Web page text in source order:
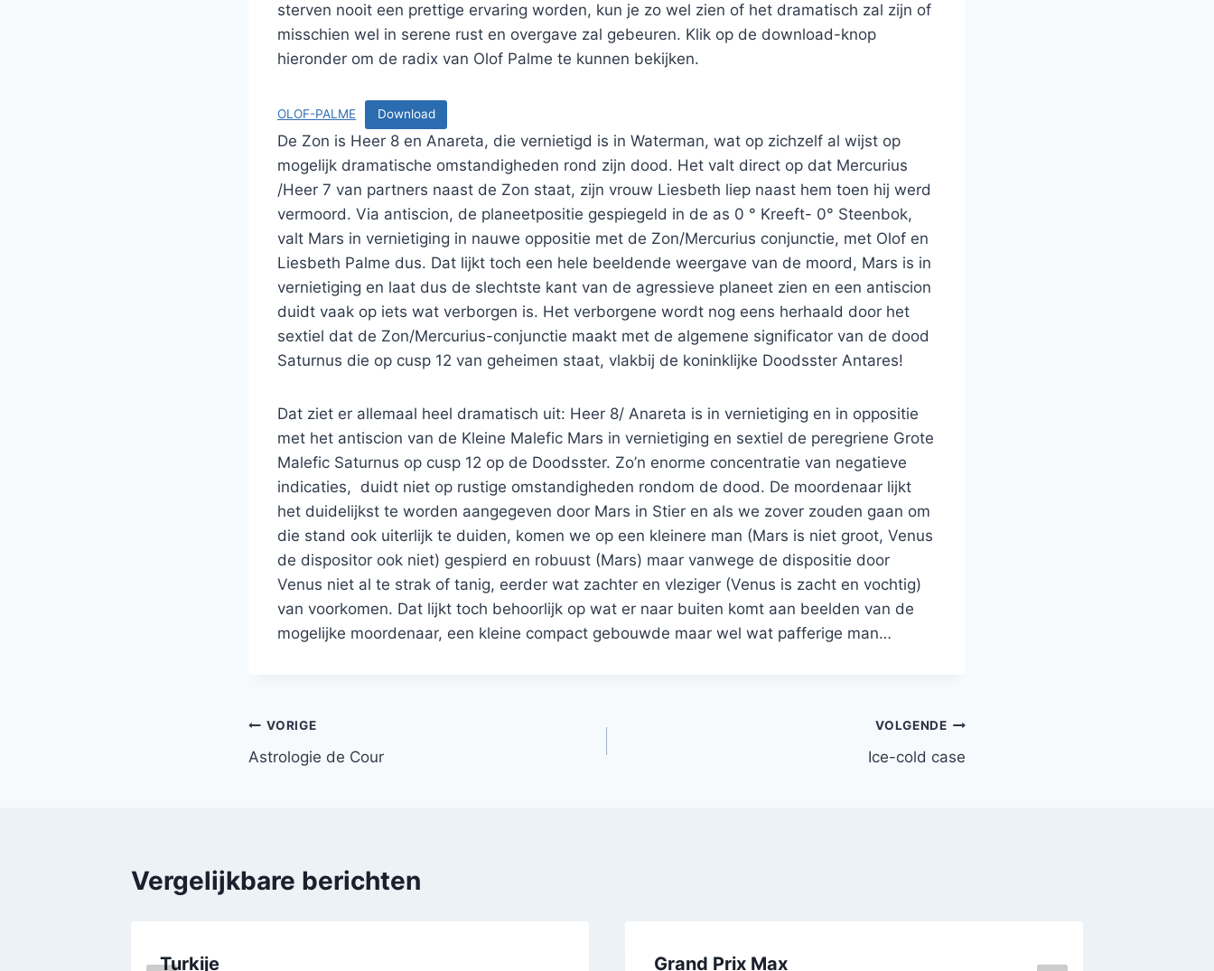
sterven nooit een prettige ervaring worden, kun je zo wel zien of het dramatisch zal zijn of
misschien wel in serene rust en overgave zal gebeuren. Klik op de download-knop
hieronder om de radix van Olof Palme te kunnen bekijken.
OLOF-PALME Download
De Zon is Heer 8 en Anareta, die vernietigd is in Waterman, wat op zichzelf al wijst op
mogelijk dramatische omstandigheden rond zijn dood. Het valt direct op dat Mercurius
/Heer 7 van partners naast de Zon staat, zijn vrouw Liesbeth liep naast hem toen hij werd
vermoord. Via antiscion, de planeetpositie gespiegeld in de as 0 ° Kreeft- 0° Steenbok,
valt Mars in vernietiging in nauwe oppositie met de Zon/Mercurius conjunctie, met Olof en
Liesbeth Palme dus. Dat lijkt toch een hele beeldende weergave van de moord, Mars is in
vernietiging en laat dus de slechtste kant van de agressieve planeet zien en een antiscion
duidt vaak op iets wat verborgen is. Het verborgene wordt nog eens herhaald door het
sextiel dat de Zon/Mercurius-conjunctie maakt met de algemene significator van de dood
Saturnus die op cusp 12 van geheimen staat, vlakbij de koninklijke Doodsster Antares!
Dat ziet er allemaal heel dramatisch uit: Heer 8/ Anareta is in vernietiging en in oppositie
met het antiscion van de Kleine Malefic Mars in vernietiging en sextiel de peregriene Grote
Malefic Saturnus op cusp 12 op de Doodsster. Zo’n enorme concentratie van negatieve
indicaties, duidt niet op rustige omstandigheden rondom de dood. De moordenaar lijkt
het duidelijkst te worden aangegeven door Mars in Stier en als we zover zouden gaan om
die stand ook uiterlijk te duiden, komen we op een kleinere man (Mars is niet groot, Venus
de dispositor ook niet) gespierd en robuust (Mars) maar vanwege de dispositie door
Venus niet al te strak of tanig, eerder wat zachter en vleziger (Venus is zacht en vochtig)
van voorkomen. Dat lijkt toch behoorlijk op wat er naar buiten komt aan beelden van de
mogelijke moordenaar, een kleine compact gebouwde maar wel wat pafferige man…
Bericht
navigatie
VORIGE
Astrologie de Cour
VOLGENDE
Ice-cold case
Vergelijkbare berichten
Turkije Grand Prix Max